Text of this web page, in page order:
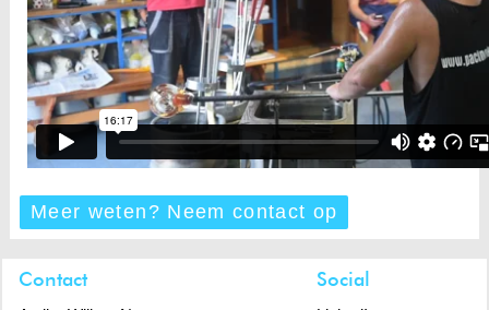
Meer weten? Neem contact op
Contact Social